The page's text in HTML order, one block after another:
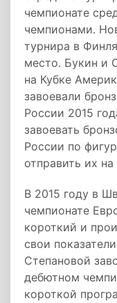
чемпионате
чемпионами.
турнира в
место. Букин и
на Кубке
завоевали
России 2015
завоевать
России по
отправить их
В 2015 году в
чемпионате
короткий и
свои
Степановой
дебютном
короткой